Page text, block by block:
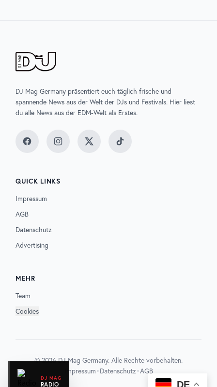
DJ MAG
RADIO DE
DJ Mag Germany präsentiert euch täglich frische und
spannende News aus der Welt der DJs und Festivals. Hier liest
du alle News aus der EDM-Welt als Erstes.
FacebookInstagramTwitter TikTok
QUICK LINKS
Impressum
AGB
Datenschutz
Advertising
MEHR
Team
Cookies
©2026DJ Mag Germany. Alle Rechte vorbehalten.
Impressum•Datenschutz•AGB